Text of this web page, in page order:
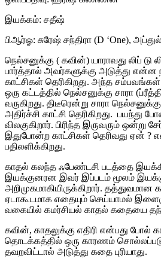
இயக்கம்: சதீஷ்
பிஆர்ஓ: சுரேஷ் சந்திரா (D ‘One),
நெல்சனுக்கு ( கவின்) யாராவது லிப் டு
பார்த்தால் அவர்களுக்கு அடுத்து என்ன
காட்சிகள் தெரிகிறது. அந்த
ஒரு கட்டத்தில் நெல்சனுக்கு சாரா
வருகிறது. திடீரென்று சாரா
அதிர்ச்சி காட்சி தெரிகிறது. பயந்து
விலகுகிறார். பிரிந்த இருவரும் ஒன்று
இதுபோன்ற காட்சிகள் தெரிவது ஏன் ?
பதிலளிக்கிறது.
காதல் கலந்த ஃபேண்டசி படத்தை
இயக்குனரன இவர் இப்படம் மூலம்
அறிமுகமாகியிருக்கிறார்.
ஏடாகூடமாக எதையும் செய்யாமல்
வகையில் கமர்சியல் காதல் கதையை
கவின், காதலுக்கு எதிரி என்பது போல்
தொடக்கத்தில் ஒரு காரணம்
தவறவிட்டால் அடுத்து கதை புரியாது.